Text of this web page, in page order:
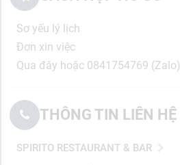
Sơ yếu lý lịch
Đơn xin việc
Qua đây hoặc 0841754769 (Zalo)
THÔNG TIN LIÊN HỆ
SPIRITO RESTAURANT & BAR